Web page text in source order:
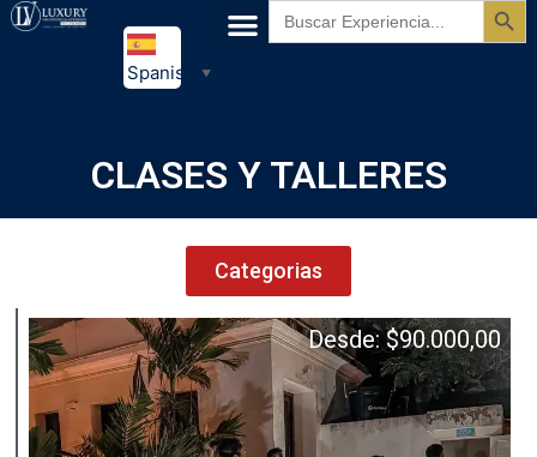
Spanish ▼
Buscar:
CLASES Y TALLERES
Categorias
Desde:$90.000,00